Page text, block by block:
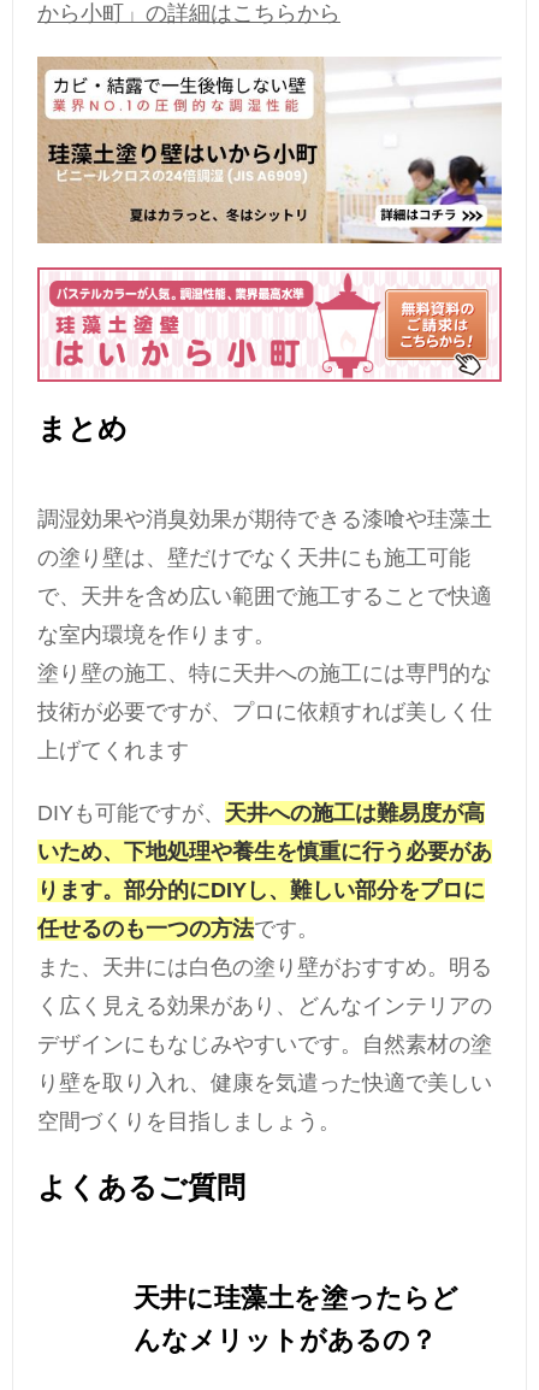
から小町」の詳細はこちらから
まとめ
調湿効果や消臭効果が期待できる漆喰や珪藻土
の塗り壁は、壁だけでなく天井にも施工可能
で、天井を含め広い範囲で施工することで快適
な室内環境を作ります。
塗り壁の施工、特に天井への施工には専門的な
技術が必要ですが、プロに依頼すれば美しく仕
上げてくれます
DIYも可能ですが、 天井への施工は難易度が高
いため、下地処理や養生を慎重に行う必要があ
ります。部分的にDIYし、難しい部分をプロに
任せるのも一つの方法です。
また、天井には白色の塗り壁がおすすめ。明る
く広く見える効果があり、どんなインテリアの
デザインにもなじみやすいです。自然素材の塗
り壁を取り入れ、健康を気遣った快適で美しい
空間づくりを目指しましょう。
よくあるご質問
天井に珪藻土を塗ったらど
んなメリットがあるの？